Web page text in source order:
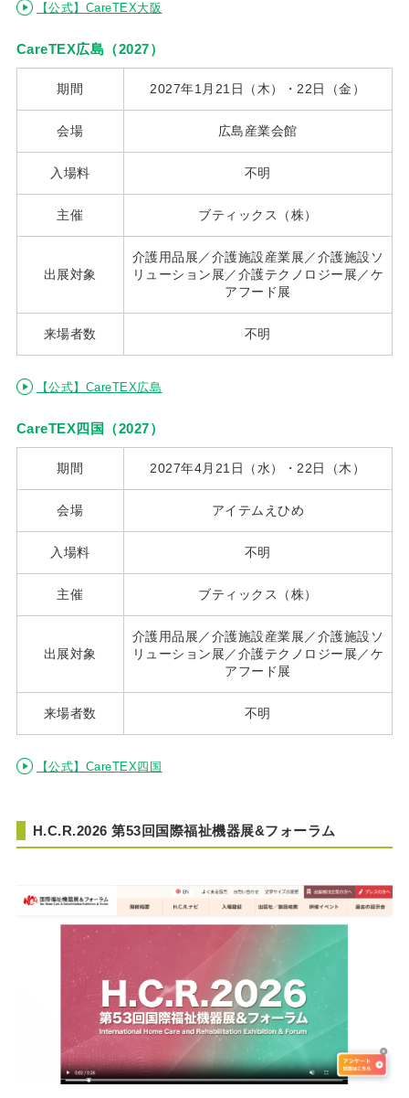
【公式】CareTEX大阪
CareTEX広島（2027）
期間 2027年1月21日（木）・22日（金）
会場 広島産業会館
入場料 不明
主催 ブティックス（株）
出展対象
介護用品展／介護施設産業展／介護施設ソ
リューション展／介護テクノロジー展／ケ
アフード展
来場者数 不明
【公式】CareTEX広島
CareTEX四国（2027）
期間 2027年4月21日（水）・22日（木）
会場 アイテムえひめ
入場料 不明
主催 ブティックス（株）
出展対象
介護用品展／介護施設産業展／介護施設ソ
リューション展／介護テクノロジー展／ケ
アフード展
来場者数 不明
【公式】CareTEX四国
H.C.R.2026 第53回国際福祉機器展&フォーラム